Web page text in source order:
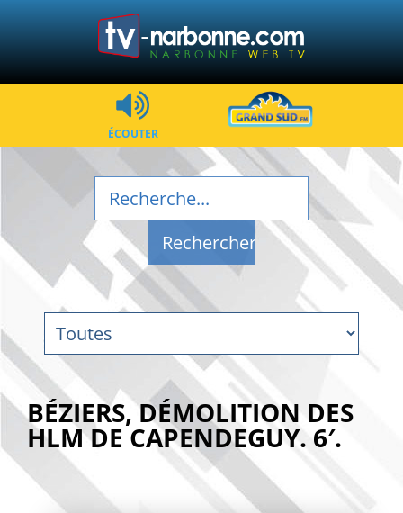
ÉCOUTER
BÉZIERS, DÉMOLITION DES
HLM DE CAPENDEGUY. 6′.